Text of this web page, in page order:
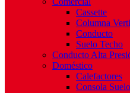
Cassette
Columna
Conducto
Suelo Techo
Conducto Alta
Doméstico
Calefactores
Consola Suelo